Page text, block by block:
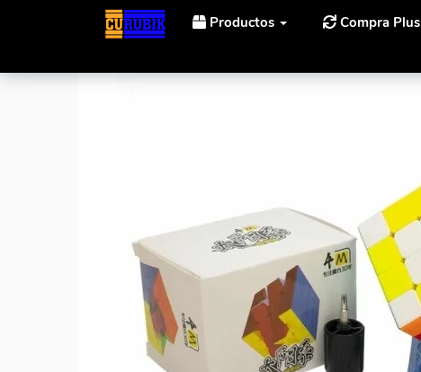
Productos Compra Plus